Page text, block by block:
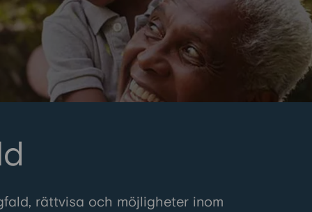
rättvisa och möjligheter inom